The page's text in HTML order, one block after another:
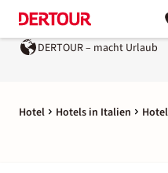
DERTOUR – macht Urlaub
Hotel Hotels in Italien